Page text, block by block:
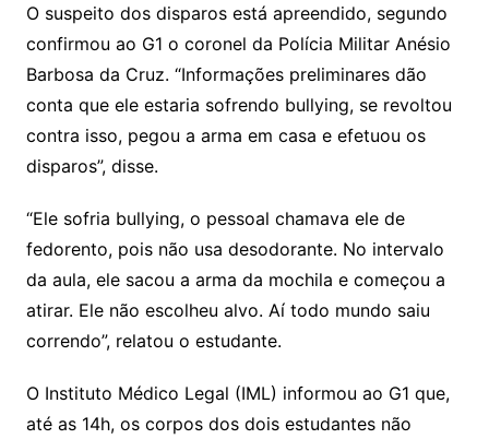
O suspeito dos disparos está apreendido, segundo
confirmou ao G1 o coronel da Polícia Militar Anésio
Barbosa da Cruz. “Informações preliminares dão
conta que ele estaria sofrendo bullying, se revoltou
contra isso, pegou a arma em casa e efetuou os
disparos”, disse.
“Ele sofria bullying, o pessoal chamava ele de
fedorento, pois não usa desodorante. No intervalo
da aula, ele sacou a arma da mochila e começou a
atirar. Ele não escolheu alvo. Aí todo mundo saiu
correndo”, relatou o estudante.
O Instituto Médico Legal (IML) informou ao G1 que,
até as 14h, os corpos dos dois estudantes não